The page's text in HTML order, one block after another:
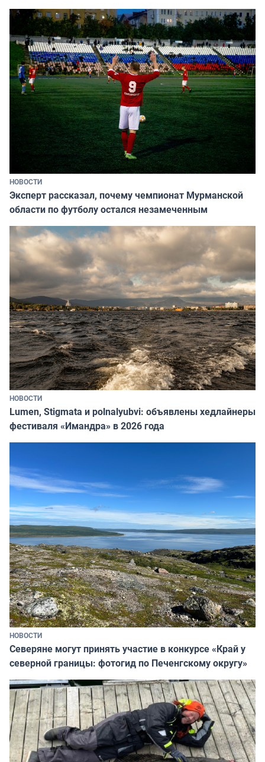
НОВОСТИ
Эксперт рассказал, почему чемпионат Мурманской
области по футболу остался незамеченным
НОВОСТИ
Lumen, Stigmata и polnalyubvi: объявлены хедлайнеры
фестиваля «Имандра» в 2026 года
НОВОСТИ
Северяне могут принять участие в конкурсе «Край у
северной границы: фотогид по Печенгскому округу»